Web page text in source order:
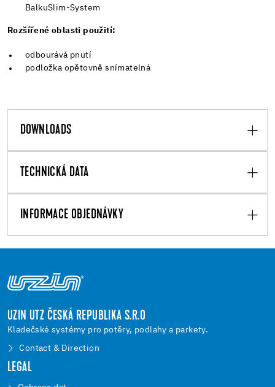
BalkuSlim-System
Rozšířené oblasti použití:
odbourává pnutí
podložka opětovně snímatelná
DOWNLOADS
TECHNICKÁ DATA
INFORMACE OBJEDNÁVKY
UZIN UTZ ČESKÁ REPUBLIKA S.R.O
Kladečské systémy pro potěry, podlahy a parkety.
Contact & Direction
LEGAL